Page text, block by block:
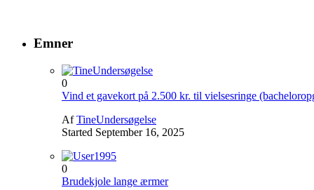
Emner
0
Vind et gavekort på 2.500 kr. til vielsesringe
AfTineUndersøgelse
Started September 16, 2025
0
Brudekjole lange ærmer